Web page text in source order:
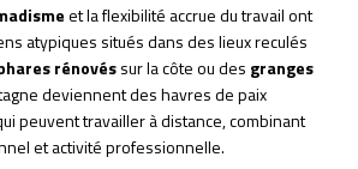
et la flexibilité accrue du travail ont
atypiques situés dans des lieux reculés
rénovéssur la côte ou des granges
deviennent des havres de paix
peuvent travailler à distance, combinant
et activité professionnelle.